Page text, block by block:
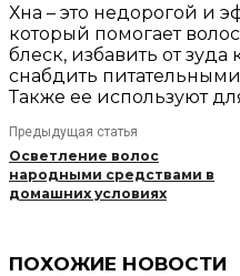
Хна – это недорогой и
который помогает
блеск, избавить от
снабдить
Также ее используют
Предыдущая статья
Осветление волос
народными средствами в
домашних условиях
ПОХОЖИЕ НОВОСТИ